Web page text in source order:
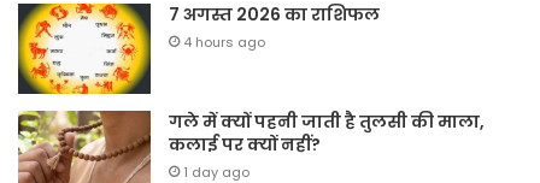
7 अगस्त 2026 का राशिफल
4 hours ago
गले में क्यों पहनी जाती है तुलसी की माला,
कलाई पर क्यों नहीं?
1 day ago